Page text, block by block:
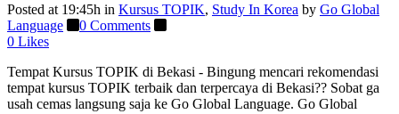
Posted at 19:45h in Kursus TOPIK, Study In Korea by Go Global
Language
0 Comments
0 Likes
Tempat Kursus TOPIK di Bekasi - Bingung mencari rekomendasi
tempat kursus TOPIK terbaik dan terpercaya di Bekasi?? Sobat ga
usah cemas langsung saja ke Go Global Language. Go Global